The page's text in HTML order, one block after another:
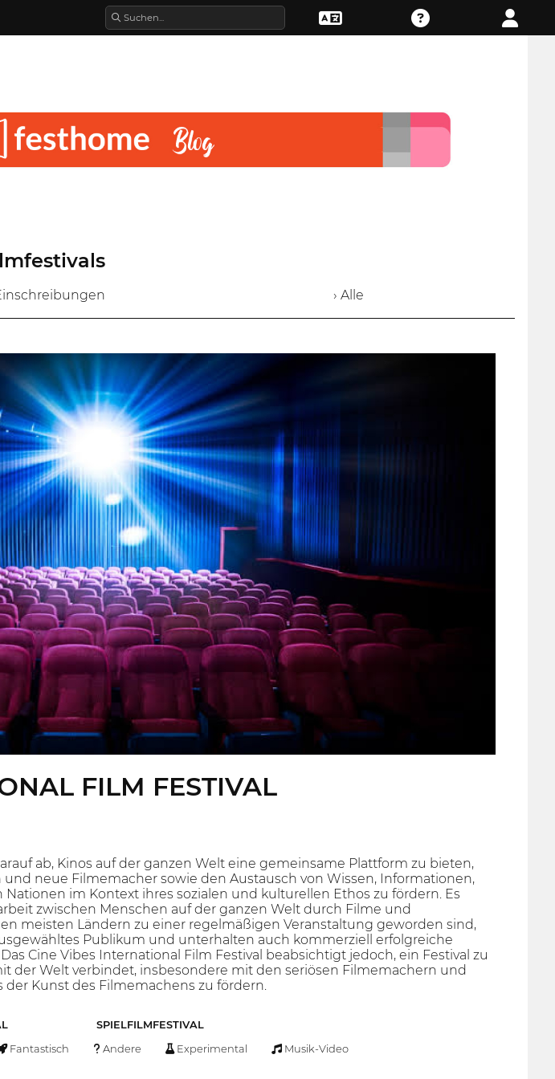
› Alle
FILM FESTIVAL
ab, Kinos auf der ganzen Welt eine gemeinsame Plattform zu bieten,
neue Filmemacher sowie den Austausch von Wissen, Informationen,
im Kontext ihres sozialen und kulturellen Ethos zu fördern. Es
zwischen Menschen auf der ganzen Welt durch Filme und
meisten Ländern zu einer regelmäßigen Veranstaltung geworden sind,
Publikum und unterhalten auch kommerziell erfolgreiche
Cine Vibes International Film Festival beabsichtigt jedoch, ein Festival zu
der Welt verbindet, insbesondere mit den seriösen Filmemachern und
Kunst des Filmemachens zu fördern.
SPIELFILMFESTIVAL
Fantastisch Andere Experimental Musik-Video